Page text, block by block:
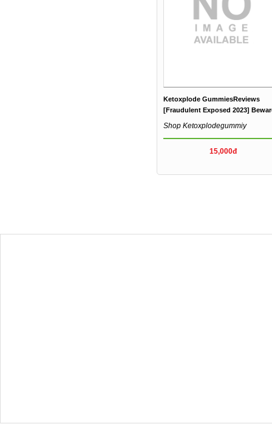
Ketoxplode GummiesReviews
[Fraudulent Exposed 2023]
Shop Ketoxplodegummiy
15,000đ